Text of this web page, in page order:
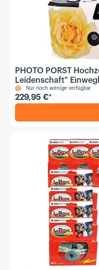
PHOTO PORST
Leidenschaft"
Nur noch wenige verfügbar
229,95 €*